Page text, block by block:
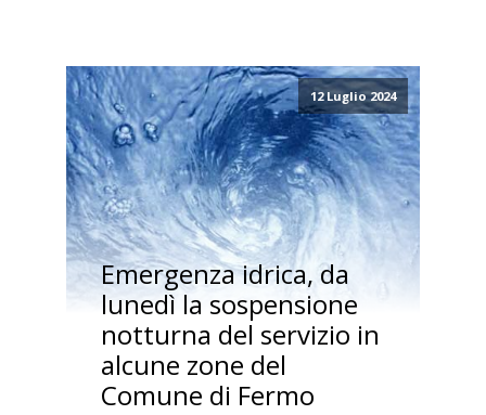
12 Luglio 2024
Emergenza idrica, da
lunedì la sospensione
notturna del servizio in
alcune zone del
Comune di Fermo